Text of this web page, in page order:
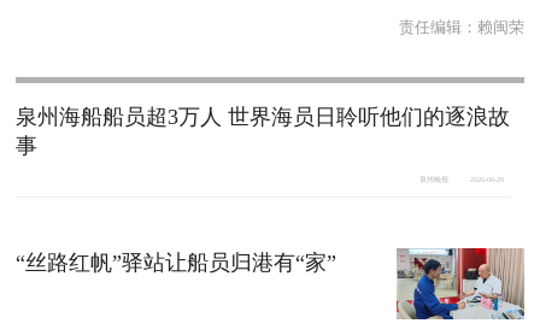
责任编辑： 赖闽荣
泉州海船船员超3万人 世界海员日聆听他们的逐浪故
事
泉州晚报 2026-06-29
“丝路红帆”驿站让船员归港有“家”